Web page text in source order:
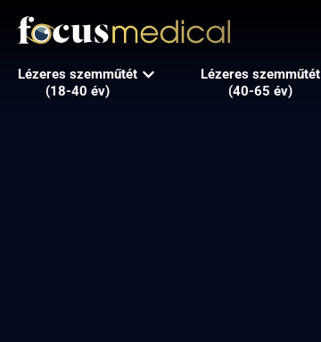
Lézeres szemműtét
(18-40 év)
Lézeres szemműtét
(40-65 év)